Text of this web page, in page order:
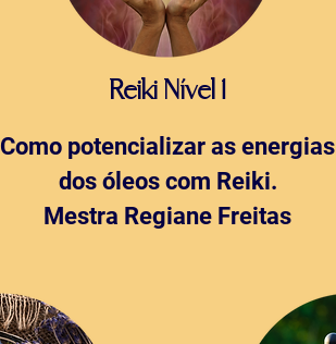
Reiki Nível 1
Como potencializar as energias
dos óleos com Reiki.
Mestra Regiane Freitas